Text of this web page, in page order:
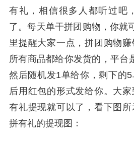
有礼，相信很多人都听过吧
了。每天单干拼团购物，你就
里提醒大家一点，拼团购物
所有商品都给你发货的，平台
然后随机发1单给你，剩下的
后用红包的形式发给你。大
有礼提现就可以了，看下图
拼有礼的提现图：